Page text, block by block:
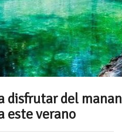
disfrutar del
este verano